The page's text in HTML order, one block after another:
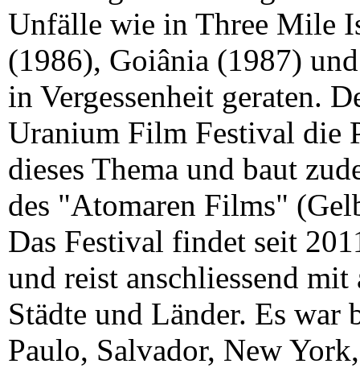
Unfälle wie in Three Mile
(1986), Goiânia (1987)
in Vergessenheit geraten.
Uranium Film Festival die
dieses Thema und baut
des "Atomaren Films"
Das Festival findet seit
und reist anschliessend
Städte und Länder. Es war
Paulo, Salvador, New